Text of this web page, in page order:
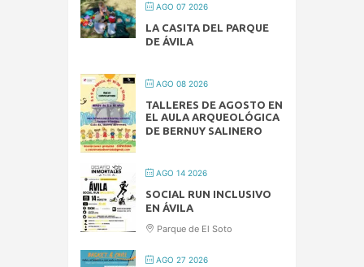
AGO 07 2026
LA CASITA DEL PARQUE
DE ÁVILA
AGO 08 2026
TALLERES DE AGOSTO EN
EL AULA ARQUEOLÓGICA
DE BERNUY SALINERO
AGO 14 2026
SOCIAL RUN INCLUSIVO
EN ÁVILA
Parque de El Soto
AGO 27 2026